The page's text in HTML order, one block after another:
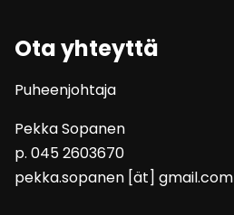
Ota yhteyttä
Puheenjohtaja
Pekka Sopanen
p. 045 2603670
pekka.sopanen [ät] gmail.com